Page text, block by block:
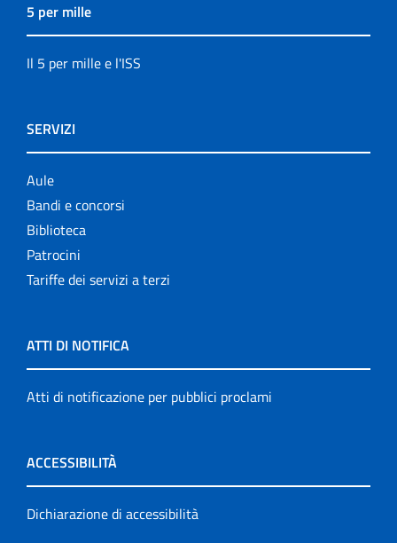
5 per mille
Il 5 per mille e l'ISS
SERVIZI
Aule
Bandi e concorsi
Biblioteca
Patrocini
Tariffe dei servizi a terzi
ATTI DI NOTIFICA
Atti di notificazione per pubblici proclami
ACCESSIBILITÀ
Dichiarazione di accessibilità